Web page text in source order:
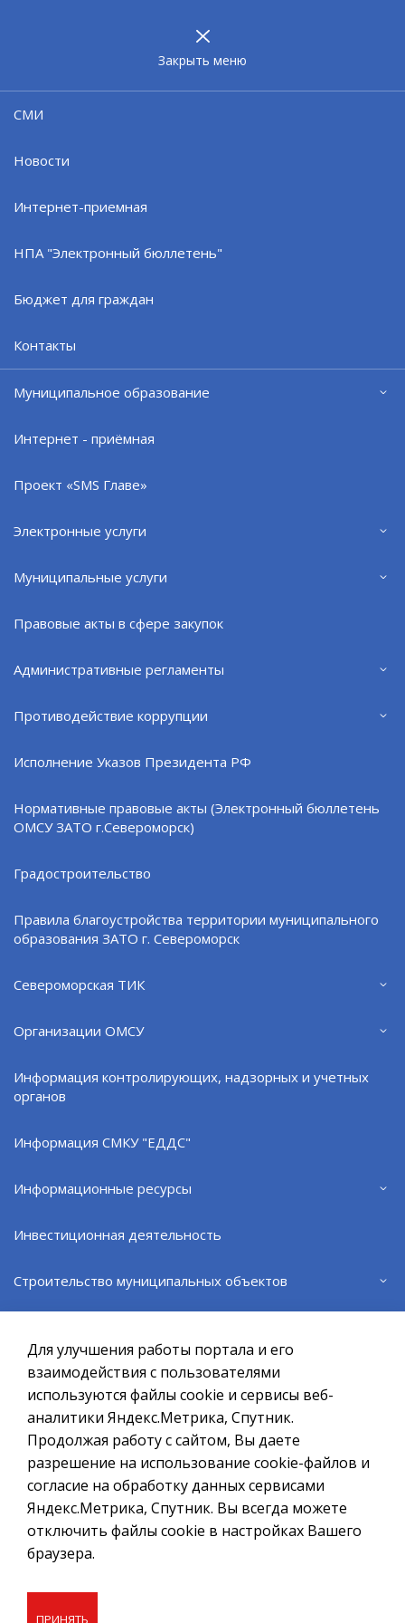
Закрыть меню
СМИ
Новости
Интернет-приемная
НПА "Электронный бюллетень"
Бюджет для граждан
Контакты
Муниципальное образование
Интернет - приёмная
Проект «SMS Главе»
Электронные услуги
Муниципальные услуги
Правовые акты в сфере закупок
Административные регламенты
Противодействие коррупции
Исполнение Указов Президента РФ
Нормативные правовые акты (Электронный бюллетень
ОМСУ ЗАТО г.Североморск)
Градостроительство
Правила благоустройства территории муниципального
образования ЗАТО г. Североморск
Североморская ТИК
Организации ОМСУ
Информация контролирующих, надзорных и учетных
органов
Информация СМКУ "ЕДДС"
Информационные ресурсы
Инвестиционная деятельность
Строительство муниципальных объектов
Североморск
Карта сайта
Реализация инициативных проектов
Благоустройство общественных территорий
Военный комиссариат городов Североморск и
Островной Мурманской области
Ограничение торговли алкоголем
15.09.25
Разрешение на строительство
Отдел архитектуры и градостроительства
напоминает: получить необходимые услуги, в
можно не выходя из дома - через gosuslugi.ru.
Подробную информацию можно получить по
адресу: г. Североморск, ул. Ломоносова, д. 4, каб.
тел. 8 (815-37) 4-95-38.
местоположения. Для подачи заявления в
необходимо изменить местоположение.
Поделиться:
образования ЗАТО г.Североморск
При полном или частичном использовании материалов ссылка
на ресурс обязательна.
Если Вы обнаружили на странице ошибку, пожалуйста, выделите
курсором слово или фразу и нажмите сочетание клавиш
Ctrl+Enter
Политика в отношении обработки персональных данных
Создание сайта – Старт Икс
© 2010 - 2026
Для улучшения работы портала и его
взаимодействия с пользователями
используются файлы cookie и сервисы веб-
аналитики Яндекс.Метрика, Спутник.
Продолжая работу с сайтом, Вы даете
разрешение на использование cookie-файлов и
согласие на обработку данных сервисами
Яндекс.Метрика, Спутник. Вы всегда можете
отключить файлы cookie в настройках Вашего
браузера.
ПРИНЯТЬ